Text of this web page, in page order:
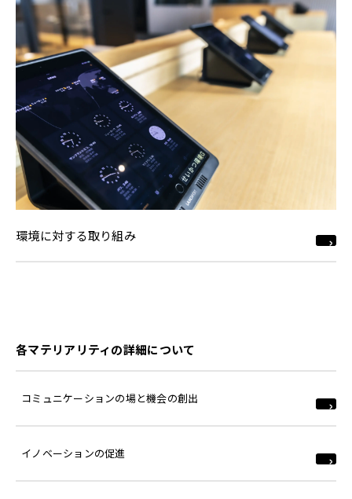
環境に対する取り組み
各マテリアリティの詳細について
コミュニケーションの場と機会の創出
イノベーションの促進